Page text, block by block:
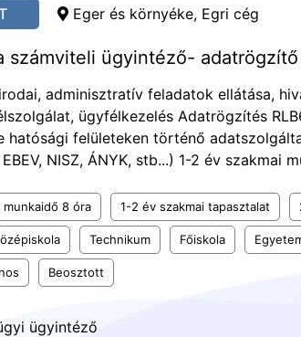
Eger és környéke, Egri cég
számviteli ügyintéző- adatrögzítő
adminisztratív feladatok ellátása,
ügyfélkezelés Adatrögzítés
hatósági felületeken történő
EBEV, NISZ, ÁNYK, stb...) 1-2 év
munkaidő 8 óra 1-2 év szakmai tapasztalat
Technikum Főiskola
Beosztott
ügyintéző